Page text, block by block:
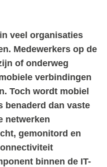
veel organisaties
Medewerkers op de
of onderweg
verbindingen
Toch wordt mobiel
benaderd dan vaste
netwerken
gemonitord en
binnen de IT-